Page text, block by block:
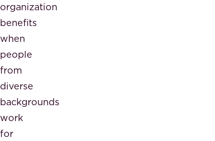
organization
benefits
when
people
from
diverse
backgrounds
work
for